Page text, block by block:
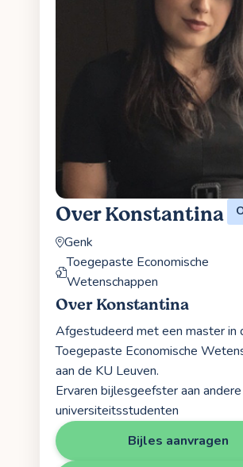
Over Konstantina
Genk
Toegepaste Economische
Wetenschappen
Over Konstantina
Afgestudeerd met een master in
Toegepaste Economische
aan de KU Leuven.
Ervaren bijlesgeefster aan andere
universiteitsstudenten
Bijles aanvragen